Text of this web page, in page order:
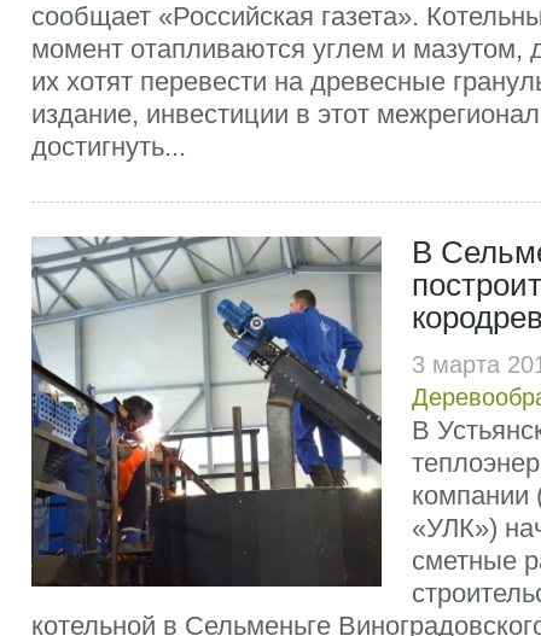
сообщает «Российская газета».
момент отапливаются углем и мазутом,
их хотят перевести на древесные
издание, инвестиции в этот
достигнуть...
В
3 марта
В
компании
«УЛК»)
сметные
котельной в Сельменьге